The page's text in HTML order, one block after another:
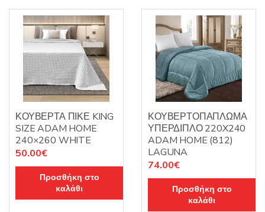
ΚΟΥΒΕΡΤΑ ΠΙΚΕ KING
SIZE ADAM HOME
240×260 WHITE
50.00€
Προσθήκη στο
καλάθι
ΚΟΥΒΕΡΤΟΠΑΠΛΩΜΑ
ΥΠΕΡΔΙΠΛΟ 220X240
ADAM HOME (812)
LAGUNA
74.00€
Προσθήκη στο
καλάθι